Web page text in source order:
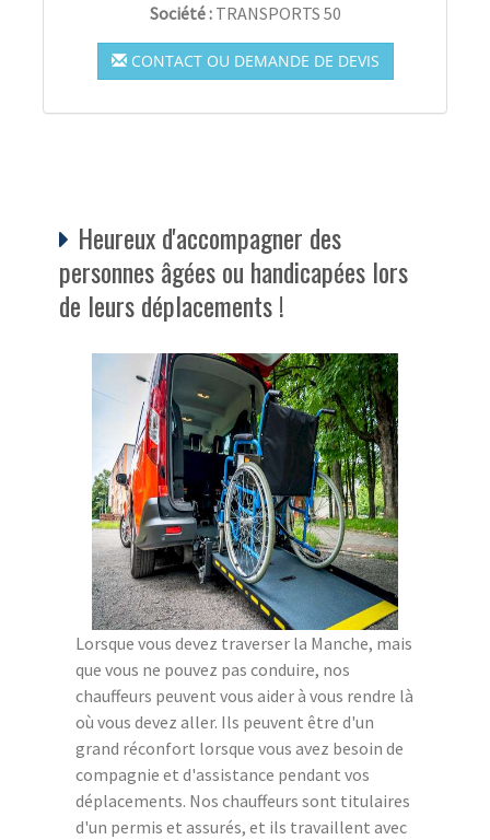
Société : TRANSPORTS 50
CONTACT OU DEMANDE DE DEVIS
Heureux d'accompagner des
personnes âgées ou handicapées lors
de leurs déplacements !
Lorsque vous devez traverser la Manche, mais
que vous ne pouvez pas conduire, nos
chauffeurs peuvent vous aider à vous rendre là
où vous devez aller. Ils peuvent être d'un
grand réconfort lorsque vous avez besoin de
compagnie et d'assistance pendant vos
déplacements. Nos chauffeurs sont titulaires
d'un permis et assurés, et ils travaillent avec